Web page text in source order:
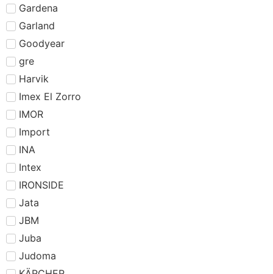
Gardena
Garland
Goodyear
gre
Harvik
Imex El Zorro
IMOR
Import
INA
Intex
IRONSIDE
Jata
JBM
Juba
Judoma